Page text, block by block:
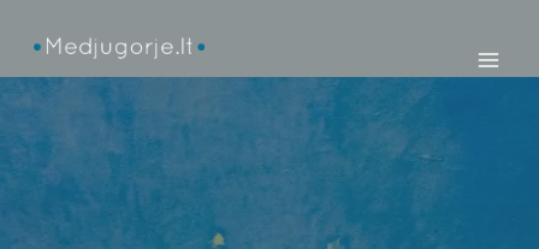
content